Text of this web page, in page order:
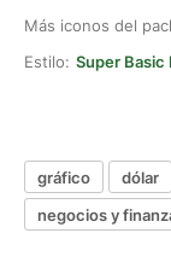
Más iconos del
Estilo: Super Basic
gráfico dólar
negocios y